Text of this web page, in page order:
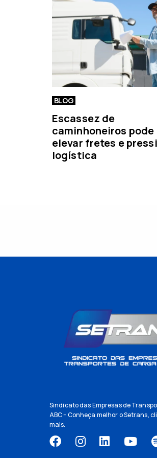
i
BLOG
Escassez de
caminhoneiros pode
elevar fretes e
logística
Sindicato das Empresas de
ABC – Conheça melhor o Setrans,
mais.